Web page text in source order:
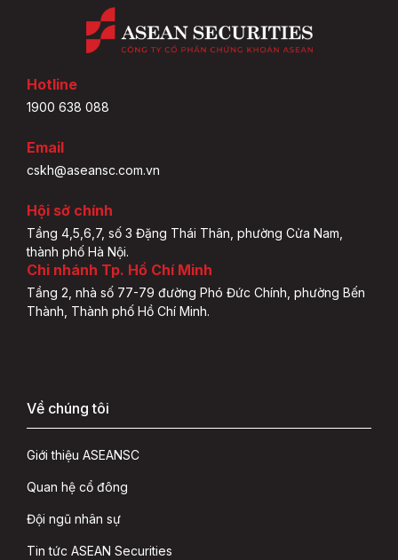
Hotline
1900 638 088
Email
cskh@aseansc.com.vn
Hội sở chính
Tầng 4,5,6,7, số 3 Đặng Thái Thân, phường Cửa Nam,
thành phố Hà Nội.
Chi nhánh Tp. Hồ Chí Minh
Tầng 2, nhà số 77-79 đường Phó Đức Chính, phường Bến
Thành, Thành phố Hồ Chí Minh.
Về chúng tôi
Giới thiệu ASEANSC
Quan hệ cổ đông
Đội ngũ nhân sự
Tin tức ASEAN Securities